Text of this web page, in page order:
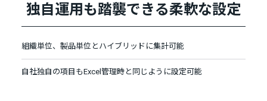
独自運用も踏襲できる柔軟な設定
組織単位、製品単位とハイブリッドに集計可能
自社独自の項目もExcel管理時と同じように設定可能